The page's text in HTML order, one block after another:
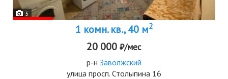
5
1 комн. кв., 40 м2
20 000 ₽/мес
р-н Заволжский
улица просп. Столыпина 16